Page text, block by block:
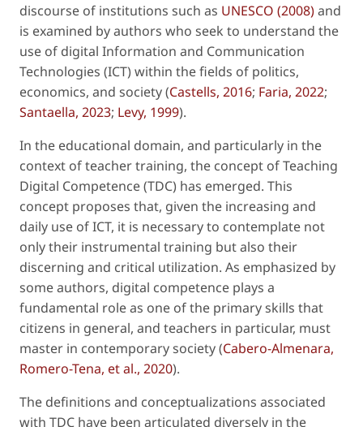
discourse of institutions such as UNESCO (2008)and
is examined by authors who seek to understand the
use of digital Information and Communication
Technologies (ICT) within the fields of politics,
economics, and society (Castells, 2016; Faria, 2022;
Santaella, 2023; Levy, 1999).
In the educational domain, and particularly in the
context of teacher training, the concept of Teaching
Digital Competence (TDC) has emerged. This
concept proposes that, given the increasing and
daily use of ICT, it is necessary to contemplate not
only their instrumental training but also their
discerning and critical utilization. As emphasized by
some authors, digital competence plays a
fundamental role as one of the primary skills that
citizens in general, and teachers in particular, must
master in contemporary society (Cabero-Almenara,
Romero-Tena, et al., 2020).
The definitions and conceptualizations associated
with TDC have been articulated diversely in the